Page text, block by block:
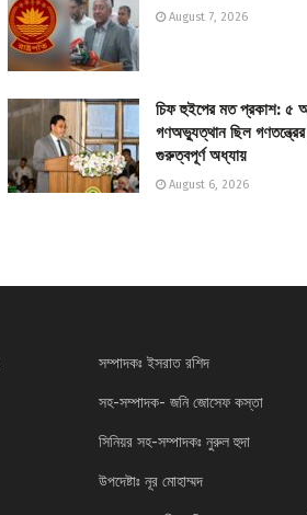
August 7, 2026
চিফ হুইপের মত প্রকাশ: ৫
গণঅভ্যুত্থান ছিল গণতন্ত্রের
গুরুত্বপূর্ণ অধ্যায়
August 6, 2026
সম্পাদকঃ ইসরাত রশিদ
সহ-সম্পাদক- জনি জোসেফ কস্তা
সিনিয়র সহ-সম্পাদকঃ নুরুল হুদা
উপদেষ্টাঃ নূর মোহাম্মদ